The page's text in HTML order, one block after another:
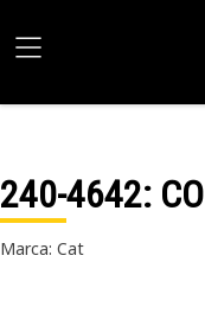
240-4642:
Marca: Cat